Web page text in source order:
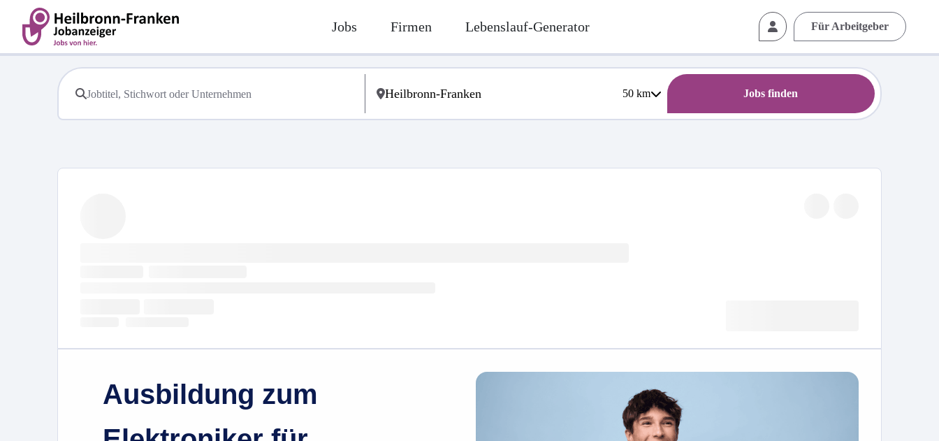
Jobs Firmen Lebenslauf-Generator Für Arbeitgeber
50km Jobs finden